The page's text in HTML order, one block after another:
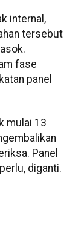
internal,
tersebut
fase
panel
mulai 13
Panel
diganti.